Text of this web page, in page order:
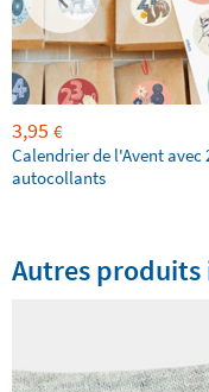
3,95 €
Calendrier de l'Avent avec
autocollants
Autres produits